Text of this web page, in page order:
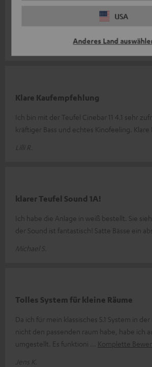
USA
Anderes Land
System, das war jetzt aber schon etwas alt
Klare Kaufempfehlung
Ich bin mit der Teufel Cinebar 11 4.1 sehr
kräftiger Bass und echtes Kinofeeling. Klare
Lilli R.
klarer Teufel Sound 1A!
Ich habe die Anlage in weiß bestellt. Sie
der Sound ist fantastisch! Satte Bässe ein
Michael S.
Tolles System für kleine Räume
Da ich für mein klassisches 5.1 System in
nicht den passenden raum habe, habe ich
umgestellt. Es funktioni
Komplette
Jens K.